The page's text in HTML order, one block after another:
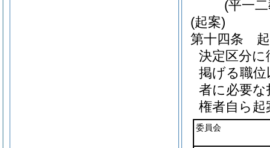
(平一
(起案)
第十四条
決定区分
掲げる職
者に必要
権者自ら
委員会